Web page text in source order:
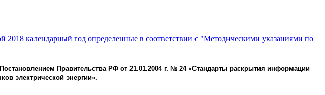
2018 календарный год определенные в соответствии с "Методическими указаниями по
Правительства РФ от 21.01.2004 г. № 24 «Стандарты раскрытия информации
электрической энергии».